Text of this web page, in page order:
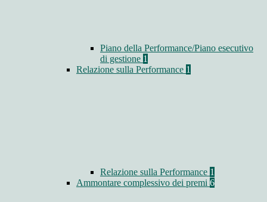
Piano della Performance/Piano esecutivo
di gestione 1
Relazione sulla Performance 1
Relazione sulla Performance 1
Ammontare complessivo dei premi 6